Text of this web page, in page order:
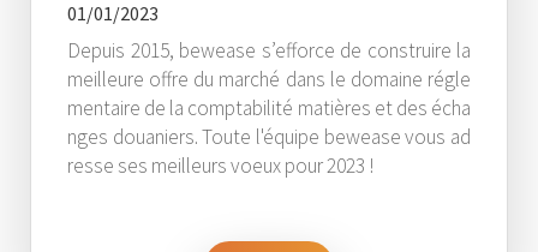
01/01/2023
Depuis 2015, bewease s’efforce de construire la
meilleure offre du marché dans le domaine régle
mentaire de la comptabilité matières et des écha
nges douaniers. Toute l'équipe bewease vous ad
resse ses meilleurs voeux pour 2023 !